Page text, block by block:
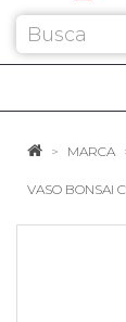
MARCA
VASO BONSAI